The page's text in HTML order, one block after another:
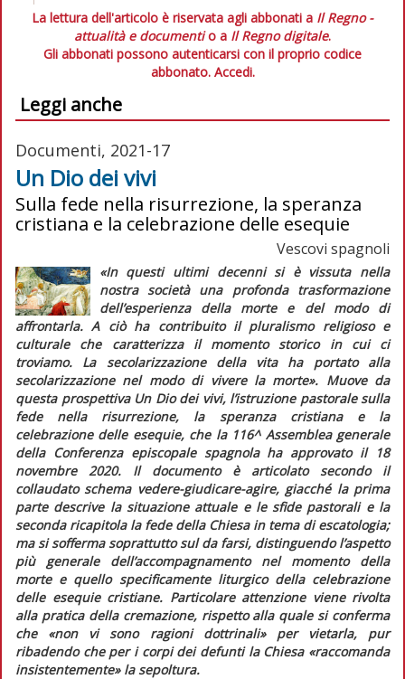
La lettura dell'articolo è riservata agli abbonati a Il Regno -
attualità e documentio a Il Regno digitale.
Gli abbonati possono autenticarsi con il proprio codice
abbonato. Accedi.
Leggi anche
Documenti, 2021-17
Un Dio dei vivi
Sulla fede nella risurrezione, la speranza
cristiana e la celebrazione delle esequie
Vescovi spagnoli
«In questi ultimi decenni si è vissuta nella
nostra società una profonda trasformazione
dell’esperienza della morte e del modo di
affrontarla. A ciò ha contribuito il pluralismo religioso e
culturale che caratterizza il momento storico in cui ci
troviamo. La secolarizzazione della vita ha portato alla
secolarizzazione nel modo di vivere la morte». Muove da
questa prospettiva Un Dio dei vivi, l’istruzione pastoralesulla
fede nella risurrezione, la speranza cristiana e la
celebrazione delle esequie, che la 116^ Assemblea generale
della Conferenza episcopale spagnola ha approvato il 18
novembre 2020. Il documento è articolato secondo il
collaudato schema vedere-giudicare-agire, giacché la prima
parte descrive la situazione attuale e le sfide pastorali e la
seconda ricapitola la fede della Chiesa in tema di escatologia;
ma si sofferma soprattutto sul da farsi, distinguendo l’aspetto
più generale dell’accompagnamento nel momento della
morte e quello specificamente liturgico della celebrazione
delle esequie cristiane. Particolare attenzione viene rivolta
alla pratica della cremazione, rispetto alla quale si conferma
che «non vi sono ragioni dottrinali»per vietarla, pur
ribadendo che per i corpi dei defunti la Chiesa «raccomanda
insistentemente» la sepoltura.